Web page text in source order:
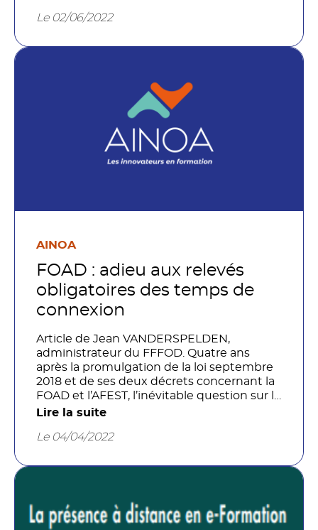
Le 02/06/2022
AINOA
FOAD : adieu aux relevés
obligatoires des temps de
connexion
Article de Jean VANDERSPELDEN,
administrateur du FFFOD. Quatre ans
après la promulgation de la loi septembre
2018 et de ses deux décrets concernant la
FOAD et l’AFEST, l’inévitable question sur le
relevé des temps de connexion ou sur
d’émargement numérisée se pose
opérationnellement à la manière dont on
d’une action de formation multimodale. De
fait, dans une action dite «FOAD», les
Lire la suite
Le 04/04/2022